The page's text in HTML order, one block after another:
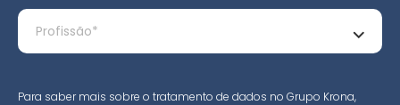
Para saber mais sobre o tratamento de dados no Grupo Krona,